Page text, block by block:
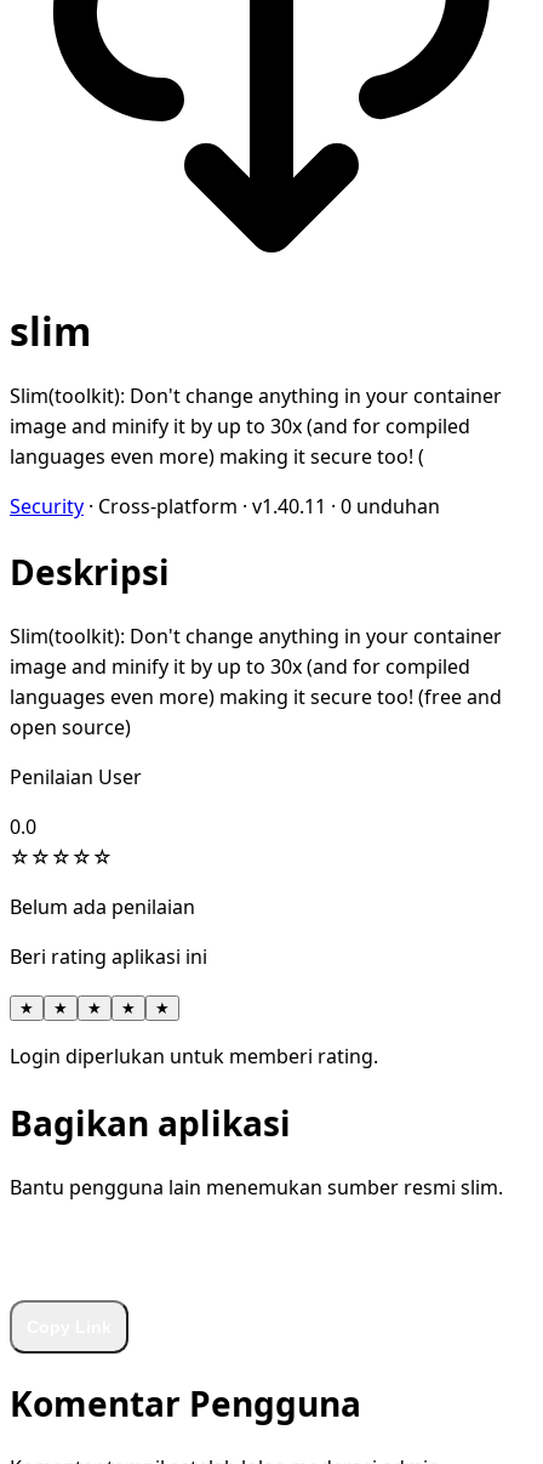
slim
Slim(toolkit): Don't change anything in your container
image and minify it by up to 30x (and for compiled
languages even more) making it secure too! (
Security · Cross-platform · v1.40.11 · 0 unduhan
Deskripsi
Slim(toolkit): Don't change anything in your container
image and minify it by up to 30x (and for compiled
languages even more) making it secure too! (free and
open source)
Penilaian User
0.0
☆☆☆☆☆
Belum ada penilaian
Beri rating aplikasi ini
★ ★ ★ ★ ★
Login diperlukan untuk memberi rating.
Bagikan aplikasi
Bantu pengguna lain menemukan sumber resmi slim.
Komentar Pengguna